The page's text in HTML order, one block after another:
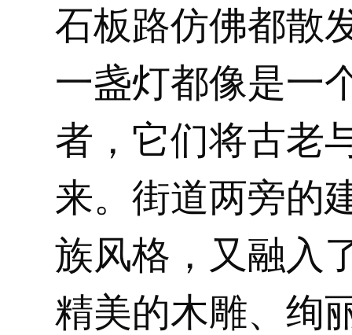
石板路仿佛都散
一盏灯都像是一
者，它们将古老
来。街道两旁的
族风格，又融入
精美的木雕、绚